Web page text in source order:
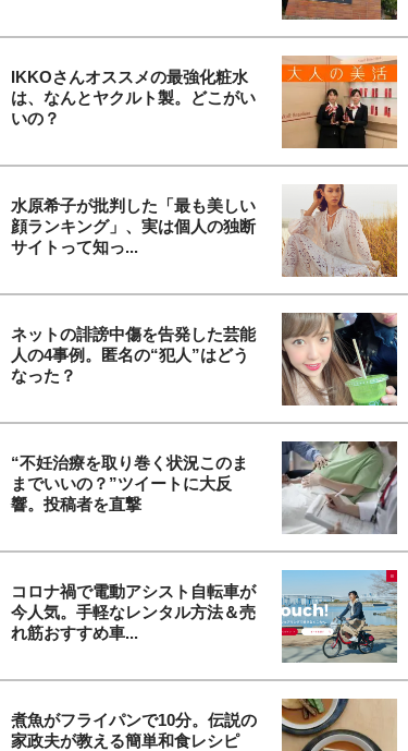
IKKOさんオススメの最強化粧水
は、なんとヤクルト製。どこがい
いの？
水原希子が批判した「最も美しい
顔ランキング」、実は個人の独断
サイトって知っ...
ネットの誹謗中傷を告発した芸能
人の4事例。匿名の“犯人”はどう
なった？
“不妊治療を取り巻く状況このま
までいいの？”ツイートに大反
響。投稿者を直撃
コロナ禍で電動アシスト自転車が
今人気。手軽なレンタル方法＆売
れ筋おすすめ車...
煮魚がフライパンで10分。伝説の
家政夫が教える簡単和食レシピ